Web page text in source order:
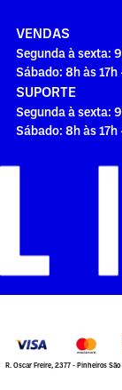
VENDAS
Segunda à sexta:
Sábado: 8h às
SUPORTE
Segunda à sexta:
Sábado: 8h às
R. Oscar Freire, 2377 - Pinheiros São